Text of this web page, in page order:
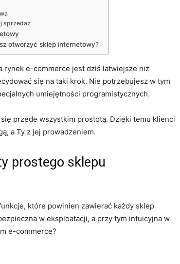
sprzedaż
otworzyć sklep internetowy?
e-commerce jest dziś łatwiejsze niż
się na taki krok. Nie potrzebujesz w tym
umiejętności programistycznych.
przede wszystkim prostotą. Dzięki temu klienci
a Ty z jej prowadzeniem.
prostego sklepu
które powinien zawierać każdy sklep
w eksploatacji, a przy tym intuicyjna w
e-commerce?